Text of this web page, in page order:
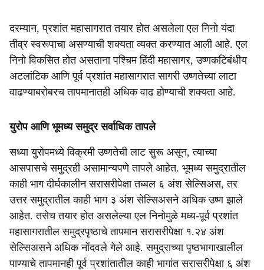
दरम्यान, प्रशांत महासागरात तयार होत असलेला एल निनो यंदा
तीव्र स्वरूपाचा असण्याची शक्यता व्यक्त करण्यात आली आहे. एल
निनो विकसित होत असताना पश्चिम हिंदी महासागर, उष्णकटिबंधीय
अटलांटिक आणि पूर्व प्रशांत महासागरात सागरी उष्णतेच्या लाटा
वाढण्याबरोबरच तापमानातही अधिक वाढ होण्याची शक्यता आहे.
युरोप आणि भूमध्य समुद्र सर्वाधिक तापले
सध्या युरोपमध्ये विक्रमी उष्णतेची लाट सुरू असून, त्याच्या
आसपासचे समुद्रही असामान्यपणे तापले आहेत. भूमध्य समुद्रातील
काही भाग दीर्घकालीन सरासरीपेक्षा तब्बल ६ अंश सेल्सिअस, तर
उत्तर समुद्रातील काही भाग ३ अंश सेल्सिअसने अधिक उष्ण झाले
आहेत. तसेच तयार होत असलेल्या एल निनोमुळे मध्य-पूर्व प्रशांत
महासागरातील समुद्रपृष्ठाचे तापमान सरासरीपेक्षा १.२४ अंश
सेल्सिअसने अधिक नोंदवले गेले आहे. समुद्राच्या पृष्ठभागाखालील
पाण्याचे तापमानही पूर्व प्रशांतातील काही भागांत सरासरीपेक्षा ६ अंश